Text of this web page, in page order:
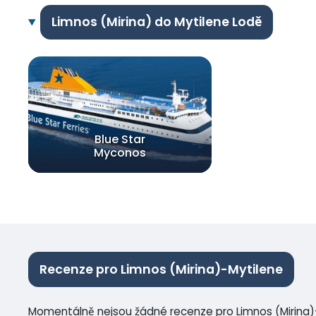
Limnos (Mirina) do Mytilene Lodě
Blue Star
Myconos
Recenze pro Limnos (Mirina)-Mytilene
Momentálně nejsou žádné recenze pro Limnos